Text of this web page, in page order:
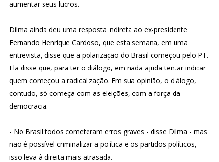
aumentar seus lucros.
Dilma ainda deu uma resposta indireta ao ex-presidente
Fernando Henrique Cardoso, que esta semana, em uma
entrevista, disse que a polarização do Brasil começou pelo PT.
Ela disse que, para ter o diálogo, em nada ajuda tentar indicar
quem começou a radicalização. Em sua opinião, o diálogo,
contudo, só começa com as eleições, com a força da
democracia.
- No Brasil todos cometeram erros graves - disse Dilma - mas
não é possível criminalizar a política e os partidos políticos,
isso leva à direita mais atrasada.